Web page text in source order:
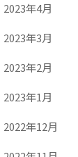
2023年4月
2023年3月
2023年2月
2023年1月
2022年12月